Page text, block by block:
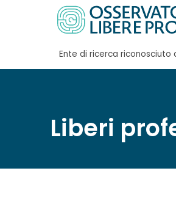
Ente di ricerca riconosciuto
Liberi